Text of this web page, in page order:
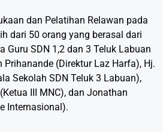
dan Pelatihan Relawan pada
dari 50 orang yang berasal dari
Guru SDN 1,2 dan 3 Teluk Labuan
(Direktur Laz Harfa), Hj.
Sekolah SDN Teluk 3 Labuan),
III MNC), dan Jonathan
Internasional).